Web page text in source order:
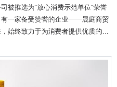
联通等重要领域。2020年入围河南
年5月成立网络平台客户部并建立
的突破与进步，都彰显着公司的实
为管理系统、市场系统、系统集
全省100多家签约经销合作伙伴及
核激励机制，让每一位员工都能在
被推选为“放心消费示范单位”荣誉
有一家备受赞誉的企业——晟庭商贸
始终致力于为消费者提供优质的产
等产品，在公司董事长冯伟的带领
富、充满激情的专业人士组成，他